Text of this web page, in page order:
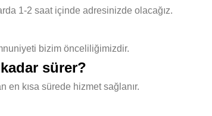
1-2 saat içinde adresinizde olacağız.
bizim önceliliğimizdir.
sürer?
en kısa sürede hizmet sağlanır.